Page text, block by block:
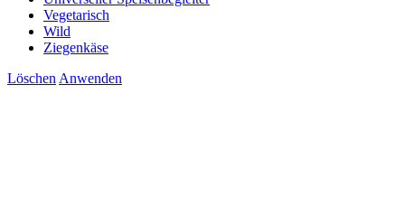
Vegetarisch
Wild
Ziegenkäse
Löschen Anwenden